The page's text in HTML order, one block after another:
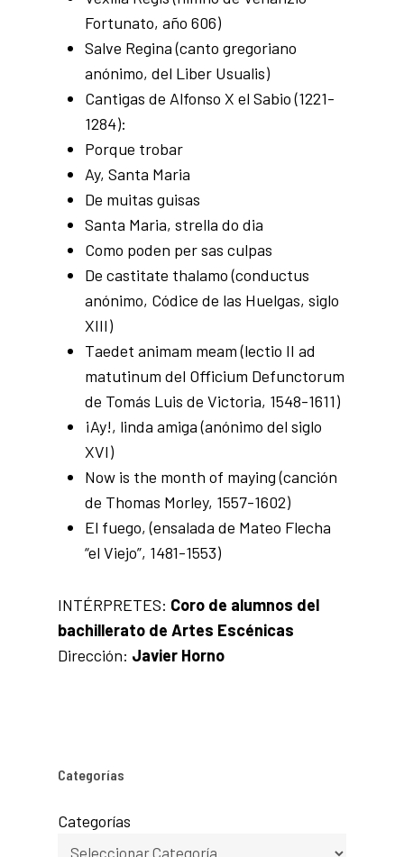
Fortunato, año 606)
Salve Regina (canto gregoriano
anónimo, del Liber Usualis)
Cantigas de Alfonso X el Sabio (1221-
1284):
Porque trobar
Ay, Santa Maria
De muitas guisas
Santa Maria, strella do dia
Como poden per sas culpas
De castitate thalamo (conductus
anónimo, Códice de las Huelgas, siglo
XIII)
Taedet animam meam (lectio II ad
matutinum del Officium Defunctorum
de Tomás Luis de Victoria, 1548-1611)
¡Ay!, linda amiga (anónimo del siglo
XVI)
Now is the month of maying (canción
de Thomas Morley, 1557-1602)
El fuego, (ensalada de Mateo Flecha
“el Viejo”, 1481-1553)
INTÉRPRETES: Coro de alumnos del
bachillerato de Artes Escénicas
Dirección: Javier Horno
Categorías
Categorías